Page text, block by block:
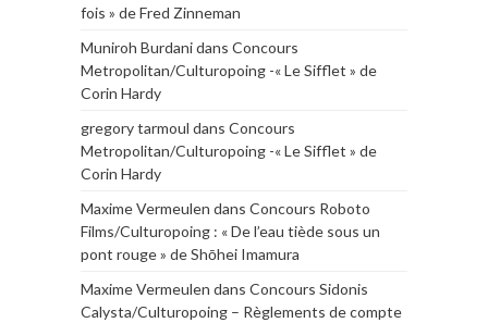
fois » de Fred Zinneman
Muniroh Burdanidans Concours
Metropolitan/Culturopoing -« Le Sifflet » de
Corin Hardy
gregory tarmoul dans Concours
Metropolitan/Culturopoing -« Le Sifflet » de
Corin Hardy
Maxime Vermeulen dans Concours Roboto
Films/Culturopoing : « De l’eau tiède sous un
pont rouge » de Shōhei Imamura
Maxime Vermeulen dans Concours Sidonis
Calysta/Culturopoing – Règlements de compte